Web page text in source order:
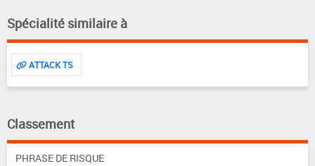
Spécialité similaire à
ATTACK TS
Classement
PHRASE DE RISQUE